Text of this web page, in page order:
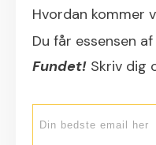
Hvordan kommer
Du får essensen
Fundet! Skriv dig